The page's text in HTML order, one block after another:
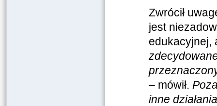
Zwrócił
jest
edukacyjnej,
– mówił.
inne